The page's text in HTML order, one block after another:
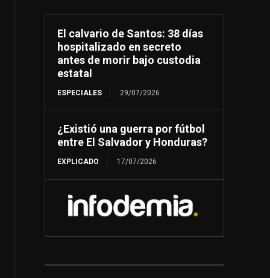
El calvario de Santos: 38 días
hospitalizado en secreto
antes de morir bajo custodia
estatal
ESPECIALES 29/07/2026
¿Existió una guerra por fútbol
entre El Salvador y Honduras?
EXPLICADO 17/07/2026